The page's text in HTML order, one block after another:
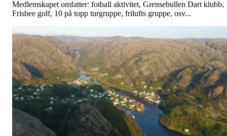
Medlemskapet omfatter: fotball aktivitet, Grensebullen Dart klubb,
Frisbee golf, 10 på topp turgruppe, frilufts gruppe, osv...